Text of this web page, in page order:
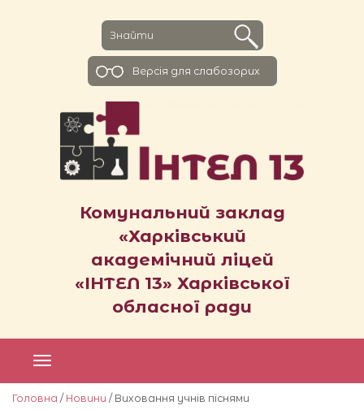
Комунальний заклад
«Харківський
академічний ліцей
«ІНТЕЛ 13» Харківської
обласної ради
Версiя для слабозорих
Головна / Новини / Виховання учнів піснями